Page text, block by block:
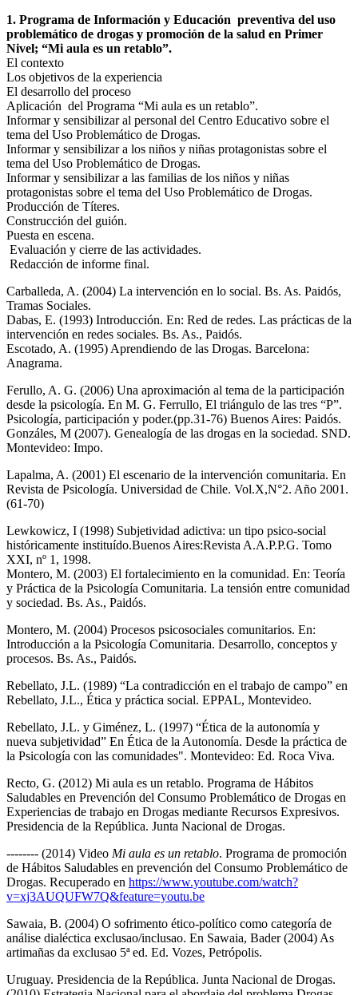
1. Programa de Información y Educación preventiva del uso
problemático de drogas y promoción de la salud en Primer
Nivel; “Mi aula es un retablo”.
El contexto
Los objetivos de la experiencia
El desarrollo del proceso
Aplicación del Programa “Mi aula es un retablo”.
Informar y sensibilizar al personal del Centro Educativo sobre el
tema del Uso Problemático de Drogas.
Informar y sensibilizar a los niños y niñas protagonistas sobre el
tema del Uso Problemático de Drogas.
Informar y sensibilizar a las familias de los niños y niñas
protagonistas sobre el tema del Uso Problemático de Drogas.
Producción de Títeres.
Construcción del guión.
Puesta en escena.
Evaluación y cierre de las actividades.
Redacción de informe final.
Carballeda, A. (2004) La intervención en lo social. Bs. As. Paidós,
Tramas Sociales.
Dabas, E. (1993) Introducción. En: Red de redes. Las prácticas de la
intervención en redes sociales. Bs. As., Paidós.
Escotado, A. (1995) Aprendiendo de las Drogas. Barcelona:
Anagrama.
Ferullo, A. G. (2006) Una aproximación al tema de la participación
desde la psicología. En M. G. Ferrullo, El triángulo de las tres “P”.
Psicología, participación y poder.(pp.31-76) Buenos Aires: Paidós.
Gonzáles, M (2007). Genealogía de las drogas en la sociedad. SND.
Montevideo: Impo.
Lapalma, A. (2001) El escenario de la intervención comunitaria. En
Revista de Psicología. Universidad de Chile. Vol.X,N°2. Año 2001.
(61-70)
Lewkowicz, I (1998) Subjetividad adictiva: un tipo psico-social
históricamente instituído.Buenos Aires:Revista A.A.P.P.G. Tomo
XXI, nº 1, 1998.
Montero, M. (2003) El fortalecimiento en la comunidad. En: Teoría
y Práctica de la Psicología Comunitaria. La tensión entre comunidad
y sociedad. Bs. As., Paidós.
Montero, M. (2004) Procesos psicosociales comunitarios. En:
Introducción a la Psicología Comunitaria. Desarrollo, conceptos y
procesos. Bs. As., Paidós.
Rebellato, J.L. (1989) “La contradicción en el trabajo de campo” en
Rebellato, J.L., Ética y práctica social. EPPAL, Montevideo.
Rebellato, J.L. y Giménez, L. (1997) “Ética de la autonomía y
nueva subjetividad” En Ética de la Autonomía. Desde la práctica de
la Psicología con las comunidades". Montevideo: Ed. Roca Viva.
Recto, G. (2012) Mi aula es un retablo. Programa de Hábitos
Saludables en Prevención del Consumo Problemático de Drogas en
Experiencias de trabajo en Drogas mediante Recursos Expresivos.
Presidencia de la República. Junta Nacional de Drogas.
-------- (2014) Video Mi aula es un retablo. Programa de promoción
de Hábitos Saludables en prevención del Consumo Problemático de
Drogas. Recuperado en https://www.youtube.com/watch?
v=xj3AUQUFW7Q&feature=youtu.be
Sawaia, B. (2004) O sofrimento ético-político como categoría de
análise dialéctica exclusao/inclusao. En Sawaia, Bader (2004) As
artimañas da exclusao 5ª ed. Ed. Vozes, Petrópolis.
Uruguay. Presidencia de la República. Junta Nacional de Drogas.